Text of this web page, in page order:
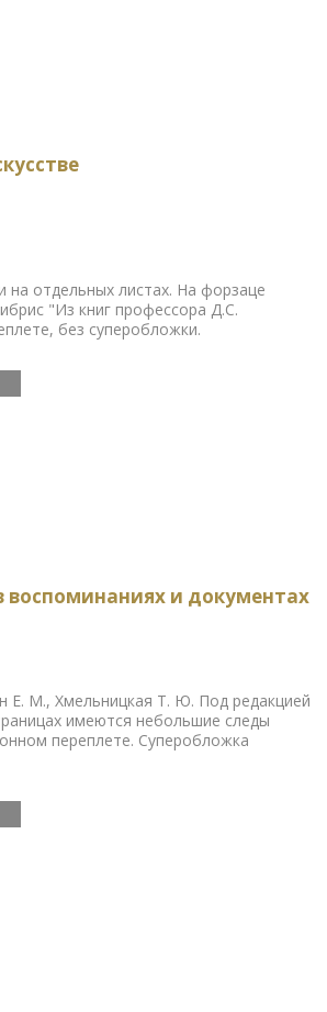
на отдельных листах. На форзаце
"Из книг профессора Д.С.
без суперобложки.
воспоминаниях и документах
Е. М., Хмельницкая Т. Ю. Под редакцией
имеются небольшие следы
переплете. Суперобложка